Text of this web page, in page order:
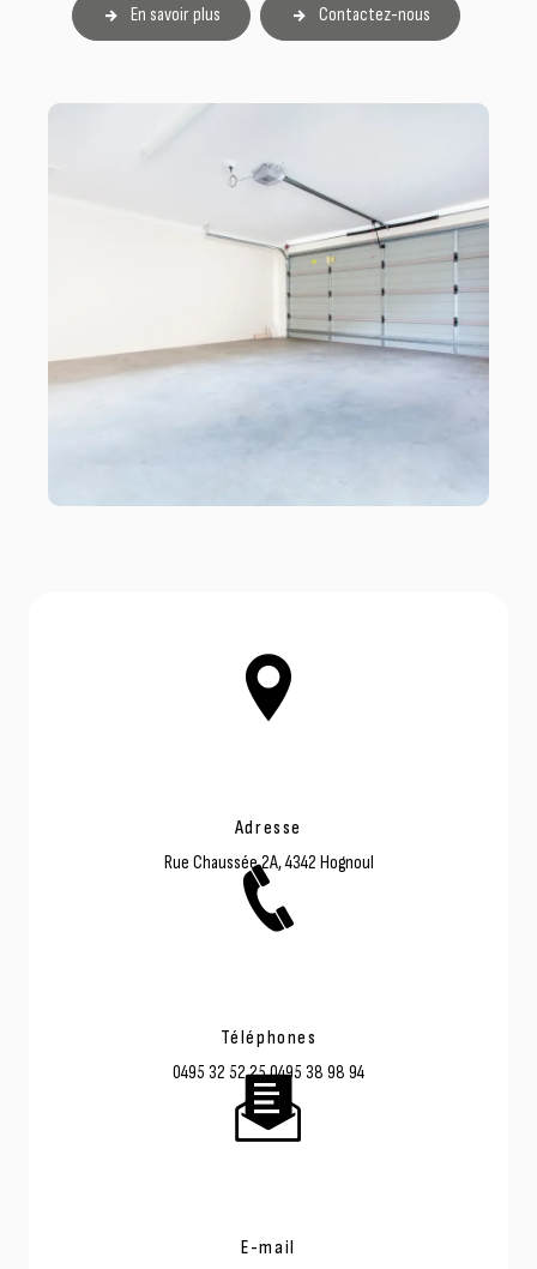
En savoir plus Contactez-nous
Adresse
Rue Chaussée 2A, 4342 Hognoul
Téléphones
0495 32 52 250495 38 98 94
E-mail